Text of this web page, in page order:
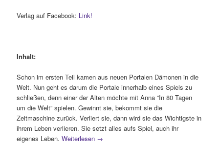
Verlag auf Facebook: Link!
Inhalt:
Schon im ersten Teil kamen aus neuen Portalen Dämonen in die
Welt. Nun geht es darum die Portale innerhalb eines Spiels zu
schließen, denn einer der Alten möchte mit Anna “In 80 Tagen
um die Welt” spielen. Gewinnt sie, bekommt sie die
Zeitmaschine zurück. Verliert sie, dann wird sie das Wichtigste in
ihrem Leben verlieren. Sie setzt alles aufs Spiel, auch ihr
eigenes Leben.Weiterlesen →